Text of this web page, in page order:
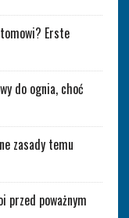
Erste
do ognia, choć
zasady temu
przed poważnym